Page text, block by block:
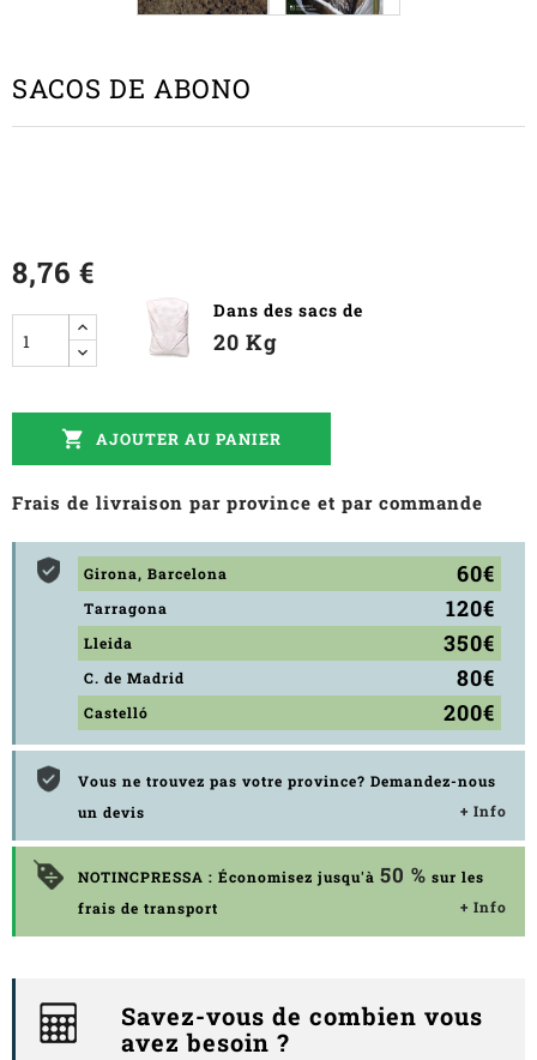
SACOS DE ABONO
8,76 €
Dans des sacs de
20 Kg
 AJOUTER AU PANIER
Frais de livraison par province et par commande
Girona, Barcelona 60€
Tarragona 120€
Lleida 350€
C. de Madrid 80€
Castelló 200€
Vous ne trouvez pas votre province? Demandez-nous
un devis
+ Info
NOTINCPRESSA : Économisez jusqu'à 50 % sur les
frais de transport
+ Info
Savez-vous de combien vous
avez besoin ?